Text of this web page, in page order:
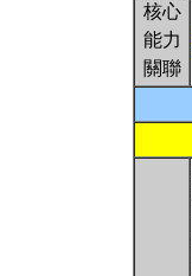
核心
能力
關聯